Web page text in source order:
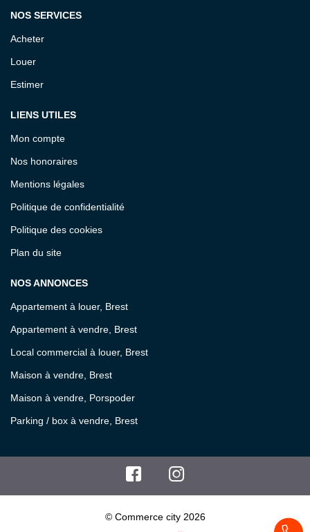
NOS SERVICES
Acheter
Louer
Estimer
LIENS UTILES
Mon compte
Nos honoraires
Mentions légales
Politique de confidentialité
Politique des cookies
Plan du site
NOS ANNONCES
Appartement à louer, Brest
Appartement à vendre, Brest
Local commercial à louer, Brest
Maison à vendre, Brest
Maison à vendre, Porspoder
Parking / box à vendre, Brest
© Commerce city 2026